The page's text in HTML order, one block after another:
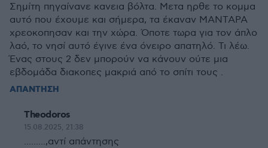
Σημίτη πηγαίνανε κανεια βόλτα. Μετα ηρθε το κομμα
αυτό που έχουμε και σήμερα, τα έκαναν ΜΑΝΤΑΡΑ
χρεοκοπησαν και την χώρα. Όποτε τωρα για τον άπλο
λαό, το νησί αυτό έγινε ένα όνειρο απατηλό. Τι λέω.
Ένας στους 2 δεν μπορούν να κάνουν ούτε μια
εβδομάδα διακοπες μακριά από το σπίτι τους .
ΑΠΑΝΤΗΣΗ
Theodoros
15.08.2025, 21:38
.........,αντί απάντησης